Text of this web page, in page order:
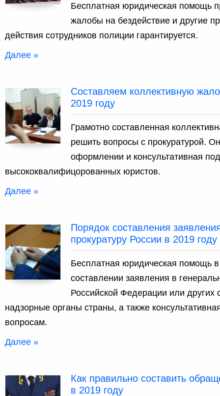
Бесплатная юридическая помощь
жалобы на бездействие и другие
действия сотрудников полиции гарантируется.
Далее »
Составляем коллективную
2019 году
Грамотно составленная
решить вопросы с прокуратурой.
оформлении и консультативная
высококвалифицорованных юристов.
Далее »
Порядок составления
прокуратуру России в 2019 году
Бесплатная юридическая помощь
составлении заявления в
Российской Федерации или других
надзорные органы страны, а также
вопросам.
Далее »
Как правильно составить
в 2019 году